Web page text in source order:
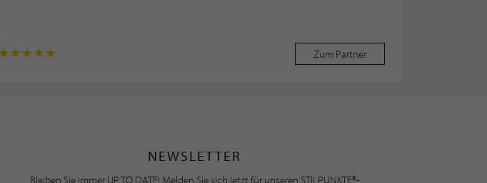
Zum Partner
NEWSLETTER
Bleiben Sie immer UP TO DATE! Melden Sie sich jetzt für unseren STILPUNKTE®-